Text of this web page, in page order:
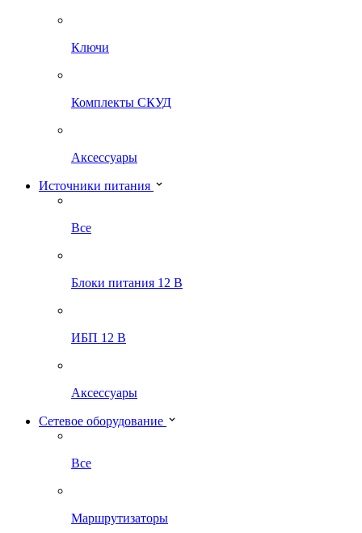
Ключи
Комплекты СКУД
Аксессуары
Источники питания
Все
Блоки питания 12 В
ИБП 12 В
Аксессуары
Сетевое оборудование
Все
Маршрутизаторы